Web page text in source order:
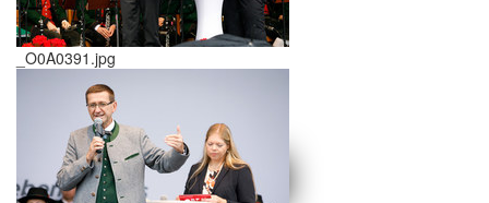
schließen X
<<
>>
_O0A0391.jpg